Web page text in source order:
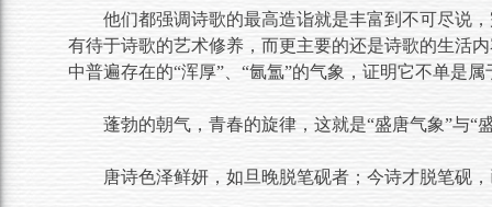
他们都强调诗歌的最高造诣就是丰富到不可尽说
有待于诗歌的艺术修养，而更主要的还是诗歌的生活
中普遍存在的“浑厚”、“氤氲”的气象，证明它不单是
蓬勃的朝气，青春的旋律，这就是“盛唐气象”与
唐诗色泽鲜妍，如旦晚脱笔砚者；今诗才脱笔砚